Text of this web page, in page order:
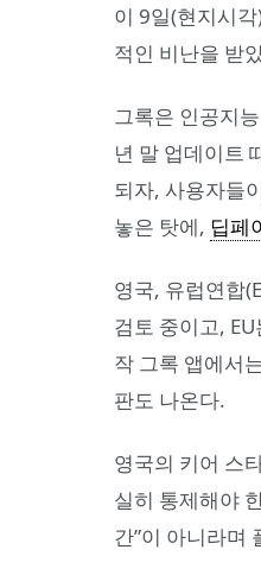
이 9일(현지시
적인 비난을 받
그록은 인공지
년 말 업데이트
되자, 사용자들
놓은 탓에, 딥페
영국, 유럽연합
검토 중이고,
작 그록 앱에서
판도 나온다.
영국의 키어 스
실히 통제해야
간”이 아니라며